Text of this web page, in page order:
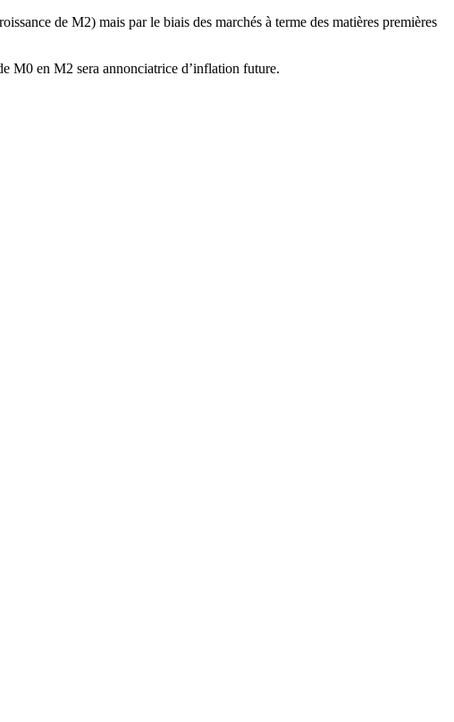
de M2) mais par le biais des marchés à terme des matières premières
M0 en M2 sera annonciatrice d’inflation future.